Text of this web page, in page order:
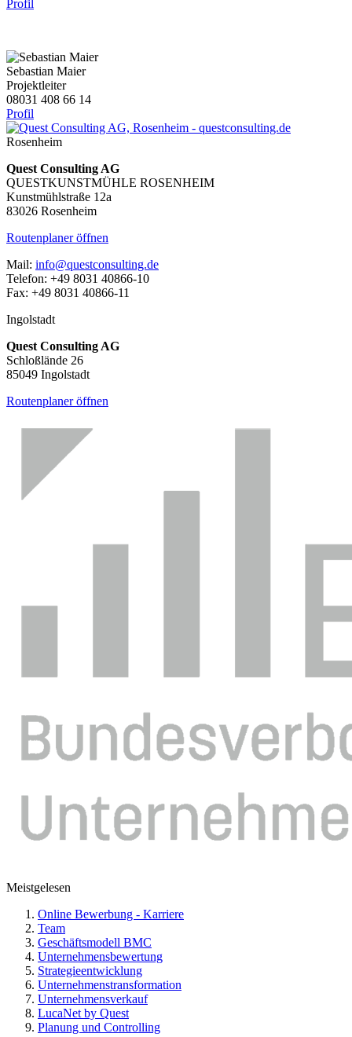
Profil
Sebastian Maier
Projektleiter
08031 408 66 14
Profil
Rosenheim
Quest Consulting AG
QUESTKUNSTMÜHLE ROSENHEIM
Kunstmühlstraße 12a
83026 Rosenheim
Routenplaner öffnen
Mail: info@questconsulting.de
Telefon: +49 8031 40866-10
Fax: +49 8031 40866-11
Ingolstadt
Quest Consulting AG
Schloßlände 26
85049 Ingolstadt
Routenplaner öffnen
Meistgelesen
Online Bewerbung - Karriere
Team
Geschäftsmodell BMC
Unternehmensbewertung
Strategieentwicklung
Unternehmenstransformation
Unternehmensverkauf
LucaNet by Quest
Planung und Controlling